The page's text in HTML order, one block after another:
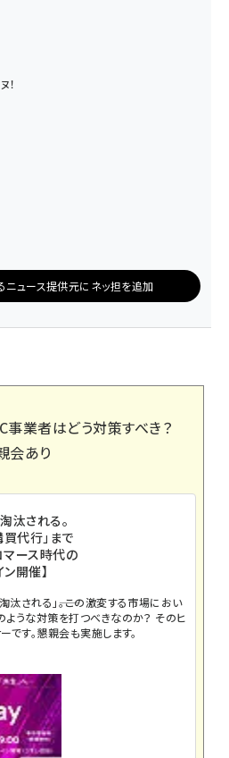
！
ニュース提供元にネッ担を追加
事業者はどう対策すべき？
会あり
汰される。
買代行」まで
マース時代の
開催】
される」――。この激変する市場におい
ような対策を打つべきなのか？ そのヒ
です。懇親会も実施します。